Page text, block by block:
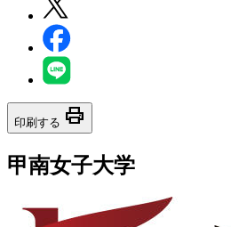
印刷する print
甲南女子大学